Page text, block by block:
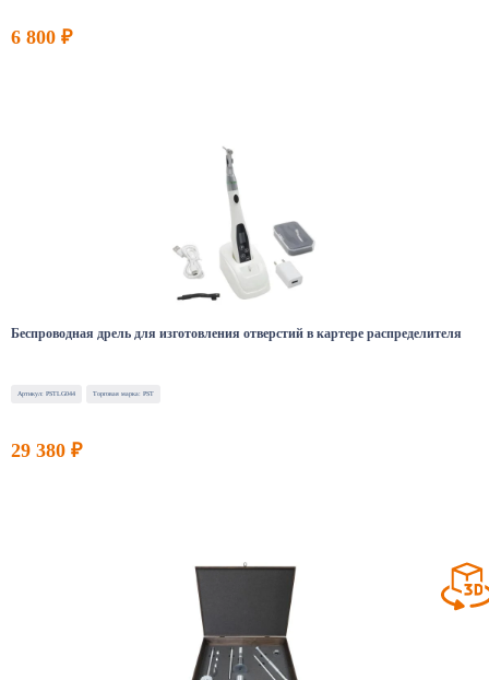
6 800 ₽
Беспроводная дрель для изготовления отверстий в картере распределителя
Артикул: PSTLG044 Торговая марка: PST
29 380 ₽